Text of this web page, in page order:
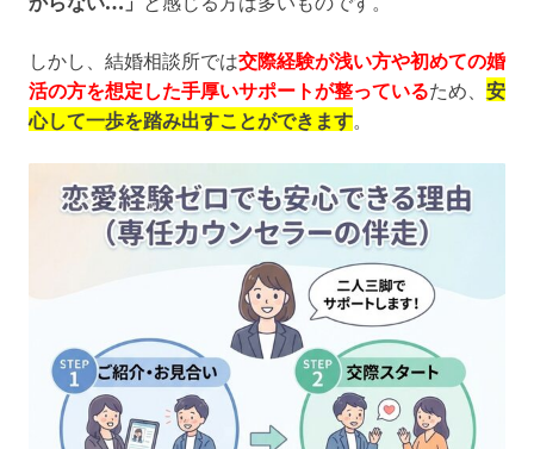
しかし、結婚相談所では交際経験が浅い方や初めての婚
活の方を想定した手厚いサポートが整っているため、 安
心して一歩を踏み出すことができます